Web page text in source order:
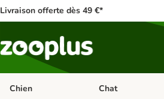
Livraison offerte dès 49 €*
Chien Dérouler les
Chat